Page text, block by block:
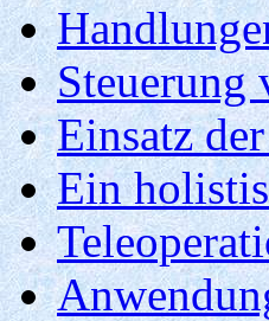
Steuerung
Einsatz
Ein